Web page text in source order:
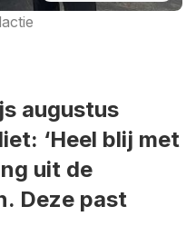
augustus
‘Heel blij met
uit de
Deze past